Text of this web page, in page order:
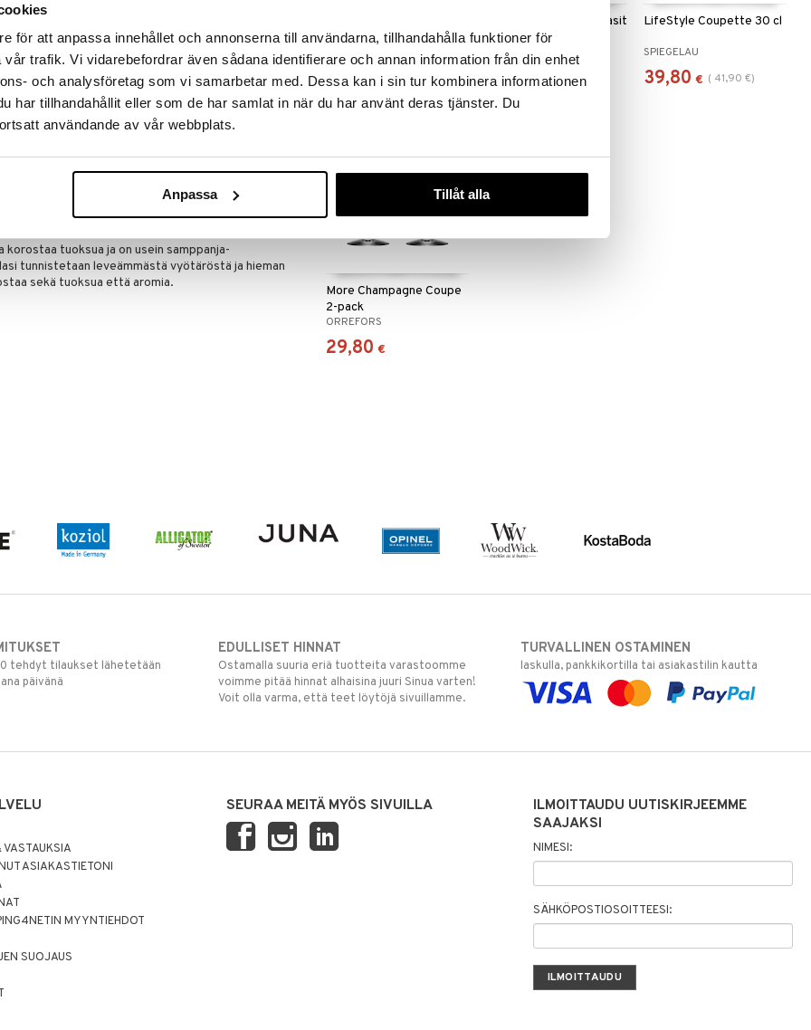
för att anpassa innehållet och annonserna till användarna, tillhandahålla funktioner för
trafik. Vi vidarebefordrar även sådana identifierare och annan information från din enhet
och analysföretag som vi samarbetar med. Dessa kan i sin tur kombinera informationen
har tillhandahållit eller som de har samlat in när du har använt deras tjänster. Du
användande av vår webbplats.
Anpassa Tillåt alla
Style on oikea valinta jokaiseen
ja tyyliä.
voidaan jakaa kolmeen eri muotoiluun.
on leveät reunat, ja ne ovat usein melko lyhyitä.
tuntijoiden keskuudessa. Nykyään
oikeutta. Samppanjamaljoja käytetään
korostaa tuoksua ja on usein samppanja-
tunnistetaan leveämmästä vyötäröstä ja hieman
sekä tuoksua että aromia.
pack
ORREFORS
41,99 €
LB Atelier samppanjalasit
Prosecco 2-pack
LUIGI BORMIOLI
28,93 €
LifeStyle Coupette 30 cl
SPIEGELAU
39,80 € ( 41,90 €)
More Champagne Coupe
2-pack
ORREFORS
29,80 €
tehdyt tilaukset lähetetään
päivänä
EDULLISET HINNAT
Ostamalla suuria eriä tuotteita varastoomme
voimme pitää hinnat alhaisina juuri Sinua varten!
Voit olla varma, että teet löytöjä sivuillamme.
TURVALLINEN OSTAMINEN
laskulla, pankkikortilla tai asiakastilin kautta
ASIAKASTIETONI
MYYNTIEHDOT
SUOJAUS
SEURAA MEITÄ MYÖS SIVUILLA
ILMOITTAUDU UUTISKIRJEEMME
SAAJAKSI
NIMESI:
SÄHKÖPOSTIOSOITTEESI: